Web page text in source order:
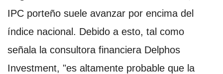
IPC porteño suele avanzar por encima del
índice nacional. Debido a esto, tal como
señala la consultora financiera Delphos
Investment, "es altamente probable que la